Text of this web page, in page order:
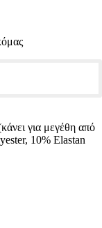
για μεγέθη από
10% Elastan